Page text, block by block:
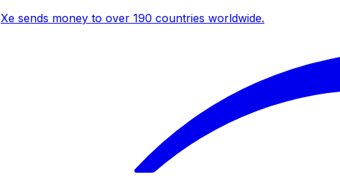
Xe sends money to over 190 countries worldwide.